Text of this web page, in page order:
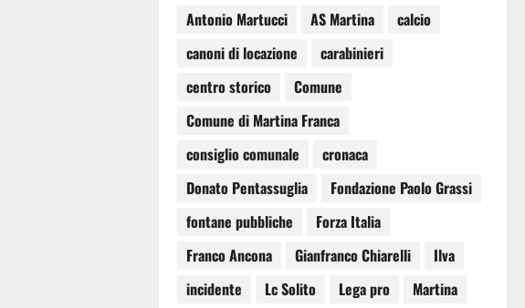
Antonio Martucci
AS Martina
calcio
canoni di locazione
carabinieri
centro storico
Comune
Comune di Martina Franca
consiglio comunale
cronaca
Donato Pentassuglia
Fondazione Paolo Grassi
fontane pubbliche
Forza Italia
Franco Ancona
Gianfranco Chiarelli
Ilva
incidente
Lc Solito Lega pro
Martina